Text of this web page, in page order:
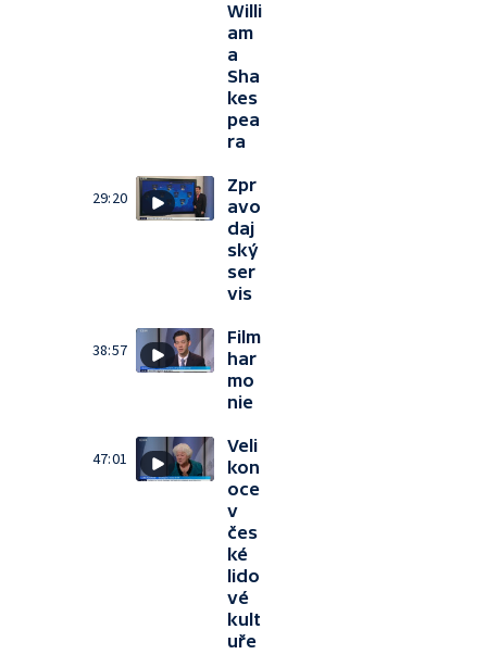
Willi
am
a
Sha
kes
pea
ra
29:20
Zpr
avo
daj
ský
ser
vis
38:57
Film
har
mo
nie
47:01
Veli
kon
oce
v
čes
ké
lido
vé
kult
uře